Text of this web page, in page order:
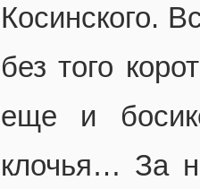
Косинского.
без того
еще и
клочья… За